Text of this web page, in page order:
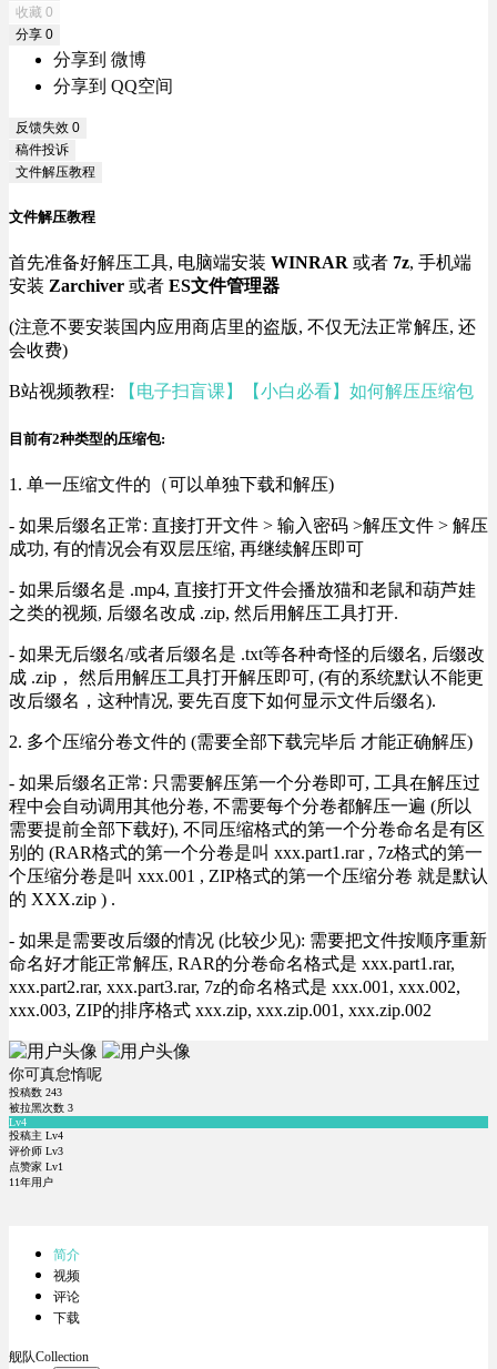
收藏 0
分享 0
分享到 微博
分享到 QQ空间
反馈失效 0
稿件投诉
文件解压教程
文件解压教程
首先准备好解压工具, 电脑端安装 WINRAR 或者 7z, 手机端
安装 Zarchiver 或者 ES文件管理器
(注意不要安装国内应用商店里的盗版, 不仅无法正常解压, 还
会收费)
B站视频教程: 【电子扫盲课】【小白必看】如何解压压缩包
目前有2种类型的压缩包:
1. 单一压缩文件的（可以单独下载和解压)
- 如果后缀名正常: 直接打开文件 > 输入密码 >解压文件 > 解压
成功, 有的情况会有双层压缩, 再继续解压即可
- 如果后缀名是 .mp4, 直接打开文件会播放猫和老鼠和葫芦娃
之类的视频, 后缀名改成 .zip, 然后用解压工具打开.
- 如果无后缀名/或者后缀名是 .txt等各种奇怪的后缀名, 后缀改
成 .zip， 然后用解压工具打开解压即可, (有的系统默认不能更
改后缀名，这种情况, 要先百度下如何显示文件后缀名).
2. 多个压缩分卷文件的 (需要全部下载完毕后 才能正确解压)
- 如果后缀名正常: 只需要解压第一个分卷即可, 工具在解压过
程中会自动调用其他分卷, 不需要每个分卷都解压一遍 (所以
需要提前全部下载好), 不同压缩格式的第一个分卷命名是有区
别的 (RAR格式的第一个分卷是叫 xxx.part1.rar , 7z格式的第一
个压缩分卷是叫 xxx.001 , ZIP格式的第一个压缩分卷 就是默认
的 XXX.zip ) .
- 如果是需要改后缀的情况 (比较少见): 需要把文件按顺序重新
命名好才能正常解压, RAR的分卷命名格式是 xxx.part1.rar,
xxx.part2.rar, xxx.part3.rar, 7z的命名格式是 xxx.001, xxx.002,
xxx.003, ZIP的排序格式 xxx.zip, xxx.zip.001, xxx.zip.002
你可真怠惰呢
投稿数 243
被拉黑次数 3
Lv4
投稿主 Lv4
评价师 Lv3
点赞家 Lv1
11年用户
简介
视频
评论
下载
舰队Collection